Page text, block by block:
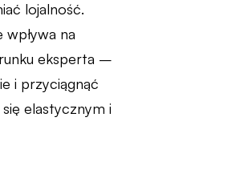
lojalność.
na
eksperta –
i przyciągnąć
elastycznym i